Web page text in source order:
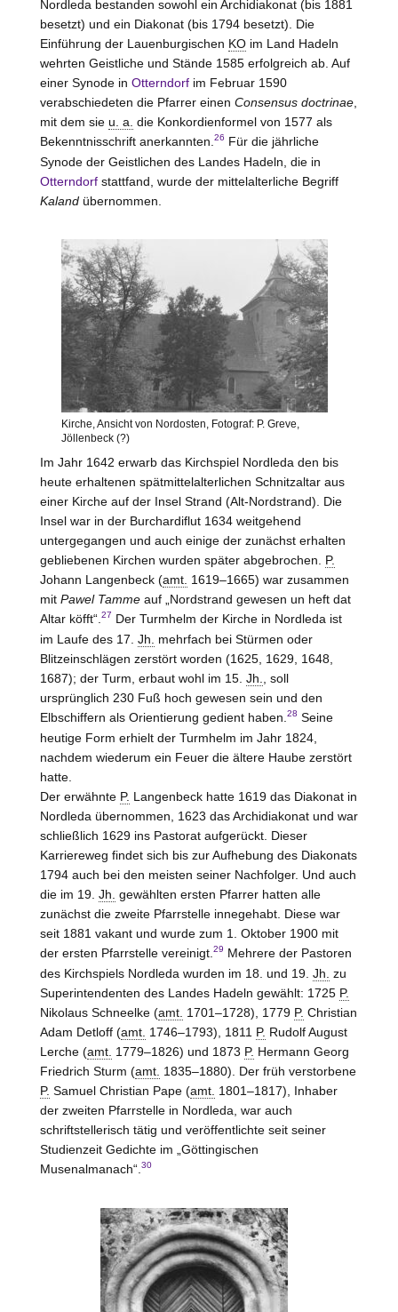
Nordleda bestanden sowohl ein Archidiakonat (bis 1881
besetzt) und ein Diakonat (bis 1794 besetzt). Die
Einführung der Lauenburgischen KOim Land Hadeln
wehrten Geistliche und Stände 1585 erfolgreich ab. Auf
einer Synode in Otterndorfim Februar 1590
verabschiedeten die Pfarrer einen Consensus doctrinae,
mit dem sie u. a. die Konkordienformel von 1577 als
Bekenntnisschrift anerkannten. 26 Für die jährliche
Synode der Geistlichen des Landes Hadeln, die in
Otterndorfstattfand, wurde der mittelalterliche Begriff
Kalandübernommen.
Kirche, Ansicht von Nordosten, Fotograf: P. Greve,
Jöllenbeck (?)
Im Jahr 1642 erwarb das Kirchspiel Nordleda den bis
heute erhaltenen spätmittelalterlichen Schnitzaltar aus
einer Kirche auf der Insel Strand (Alt-Nordstrand). Die
Insel war in der Burchardiflut 1634 weitgehend
untergegangen und auch einige der zunächst erhalten
gebliebenen Kirchen wurden später abgebrochen. P.
Johann Langenbeck (amt. 1619–1665) war zusammen
mit Pawel Tammeauf „Nordstrand gewesen un heft dat
Altar köfft“. 27 Der Turmhelm der Kirche in Nordleda ist
im Laufe des 17. Jh.
mehrfach bei Stürmen oder
Blitzeinschlägen zerstört worden (1625, 1629, 1648,
1687); der Turm, erbaut wohl im 15. Jh.
, soll
ursprünglich 230 Fuß hoch gewesen sein und den
Elbschiffern als Orientierung gedient haben. 28 Seine
heutige Form erhielt der Turmhelm im Jahr 1824,
nachdem wiederum ein Feuer die ältere Haube zerstört
hatte.
Der erwähnte P. Langenbeck hatte 1619 das Diakonat in
Nordleda übernommen, 1623 das Archidiakonat und war
schließlich 1629 ins Pastorat aufgerückt. Dieser
Karriereweg findet sich bis zur Aufhebung des Diakonats
1794 auch bei den meisten seiner Nachfolger. Und auch
die im 19. Jh. gewählten ersten Pfarrer hatten alle
zunächst die zweite Pfarrstelle innegehabt. Diese war
seit 1881 vakant und wurde zum 1. Oktober 1900 mit
der ersten Pfarrstelle vereinigt. 29 Mehrere der Pastoren
des Kirchspiels Nordleda wurden im 18. und 19. Jh. zu
Superintendenten des Landes Hadeln gewählt: 1725 P.
Nikolaus Schneelke (amt. 1701–1728), 1779 P. Christian
Adam Detloff (amt. 1746–1793), 1811 P. Rudolf August
Lerche (amt. 1779–1826) und 1873 P. Hermann Georg
Friedrich Sturm (amt. 1835–1880). Der früh verstorbene
P. Samuel Christian Pape (amt. 1801–1817), Inhaber
der zweiten Pfarrstelle in Nordleda, war auch
schriftstellerisch tätig und veröffentlichte seit seiner
Studienzeit Gedichte im „Göttingischen
Musenalmanach“. 30